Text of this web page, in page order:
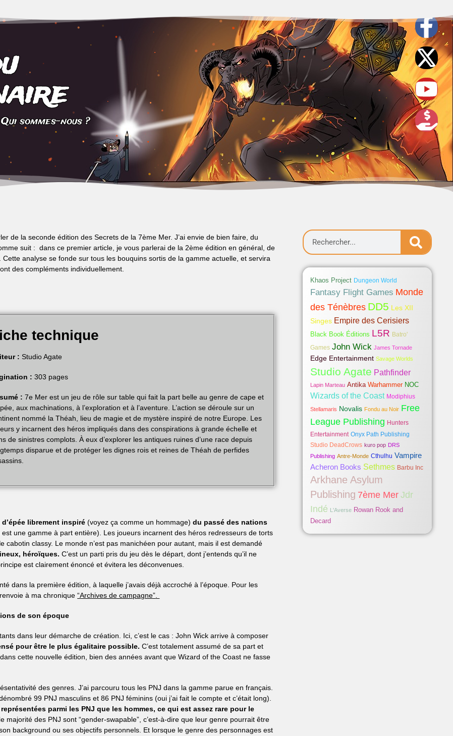
Qui sommes-nous ?
de la seconde édition des Secrets de la 7ème Mer. J’ai envie de bien faire, du
suit : dans ce premier article, je vous parlerai de la 2ème édition en général, de
Cette analyse se fonde sur tous les bouquins sortis de la gamme actuelle, et servira
des compléments individuellement.
technique
: Studio Agate
: 303 pages
: 7e Mer est un jeu de rôle sur table qui fait la part belle au genre de cape et
aux machinations, à l’exploration et à l’aventure. L’action se déroule sur un
nommé la Théah, lieu de magie et de mystère inspiré de notre Europe. Les
y incarnent des héros impliqués dans des conspirations à grande échelle et
de sinistres complots. À eux d’explorer les antiques ruines d’une race depuis
disparue et de protéger les dignes rois et reines de Théah de perfides
librement inspiré (voyez ça comme un hommage) du passé des nations
est une gamme à part entière). Les joueurs incarnent des héros redresseurs de torts
cabotin classy. Le monde n’est pas manichéen pour autant, mais il est demandé
héroïques. C’est un parti pris du jeu dès le départ, dont j’entends qu’il ne
est clairement énoncé et évitera les déconvenues.
dans la première édition, à laquelle j’avais déjà accroché à l’époque. Pour les
à ma chronique“Archives de campagne”
de son époque
dans leur démarche de création. Ici, c’est le cas : John Wick arrive à composer
pour être le plus égalitaire possible. C’est totalement assumé de sa part et
cette nouvelle édition, bien des années avant que Wizard of the Coast ne fasse
des genres. J’ai parcouru tous les PNJ dans la gamme parue en français.
99 PNJ masculins et 86 PNJ féminins (oui j’ai fait le compte et c’était long).
parmi les PNJ que les hommes, ce qui est assez rare pour le
majorité des PNJ sont “gender-swapable”, c’est-à-dire que leur genre pourrait être
background ou ses objectifs personnels. Et lorsque le genre des personnages est
Khaos Project Dungeon World
Fantasy Flight Games Monde
des Ténèbres DD5 Les XII
Singes Empire des Cerisiers
Black Book Éditions L5R Batro'
Games John Wick James Tornade
Edge Entertainment Savage Worlds
Studio Agate Pathfinder
Lapin Marteau Antika Warhammer NOC
Wizards of the Coast Modiphius
Stellamaris Novalis Fondu au Noir Free
League Publishing Hunters
Entertainment Onyx Path Publishing
Studio DeadCrows kuro pop DRS
Publishing Antre-Monde Cthulhu Vampire
Acheron Books Sethmes Barbu Inc
Arkhane Asylum
Publishing 7ème Mer Jdr
Indé L'Averse Rowan Rook and
Decard